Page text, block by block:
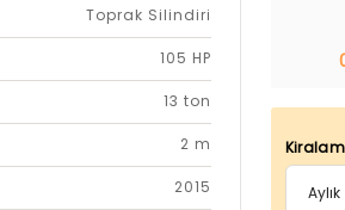
Toprak Silindiri
105 HP
13 ton
2 m
2015